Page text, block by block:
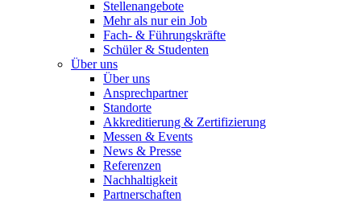
Stellenangebote
Mehr als nur ein Job
Fach- & Führungskräfte
Schüler & Studenten
Über uns
Über uns
Ansprechpartner
Standorte
Akkreditierung & Zertifizierung
Messen & Events
News & Presse
Referenzen
Nachhaltigkeit
Partnerschaften